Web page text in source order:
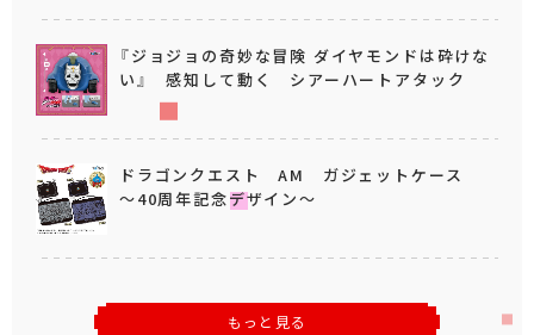
『ジョジョの奇妙な冒険 ダイヤモンドは砕けな
い』 感知して動く シアーハートアタック
ドラゴンクエスト AM ガジェットケース
～40周年記念デザイン～
もっと見る